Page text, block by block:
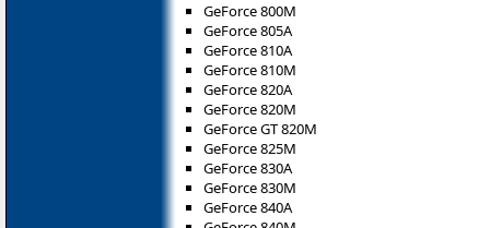
GeForce 800M
GeForce 805A
GeForce 810A
GeForce 810M
GeForce 820A
GeForce 820M
GeForce GT 820M
GeForce 825M
GeForce 830A
GeForce 830M
GeForce 840A